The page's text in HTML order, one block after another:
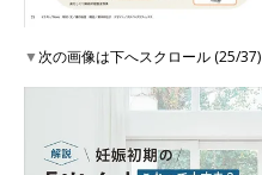
▼次の画像は下へスクロール (25/37)